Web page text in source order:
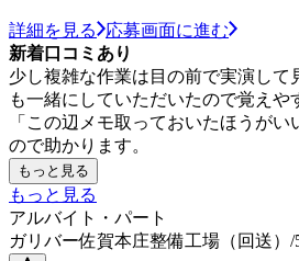
詳細を見る
応募画面に進む
新着口コミあり
少し複雑な作業は目の前で実演して
も一緒にしていただいたので覚えや
「この辺メモ取っておいたほうが
ので助かります。
もっと見る
もっと見る
アルバイト・パート
ガリバー佐賀本庄整備工場（回送）/